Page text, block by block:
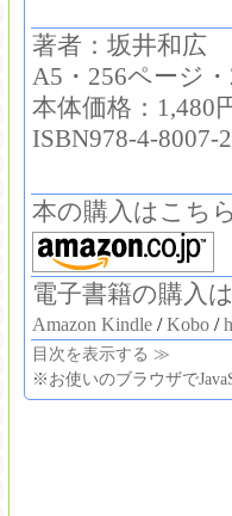
著者：坂井和広
A5・256ページ
本体価格：1,480
ISBN978-4-8007-
本の購入はこち
電子書籍の購入
Amazon Kindle /Kobo /
目次を表示する ≫
※お使いのブラウザで